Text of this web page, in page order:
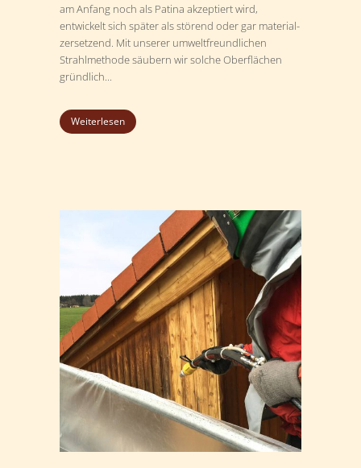
am Anfang noch als Patina akzeptiert wird,
entwickelt sich später als störend oder gar material-
zersetzend. Mit unserer umweltfreundlichen
Strahlmethode säubern wir solche Oberflächen
gründlich...
Weiterlesen